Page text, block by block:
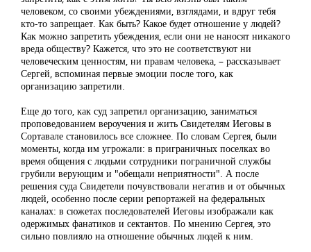
человеком, со своими убеждениями, взглядами, и вдруг тебя
кто-то запрещает. Как быть? Какое будет отношение у людей?
Как можно запретить убеждения, если они не наносят никакого
вреда обществу? Кажется, что это не соответствуют ни
человеческим ценностям, ни правам человека, – рассказывает
Сергей, вспоминая первые эмоции после того, как
организацию запретили.
Еще до того, как суд запретил организацию, заниматься
проповедованием вероучения и жить Свидетелям Иеговы в
Сортавале становилось все сложнее. По словам Сергея, были
моменты, когда им угрожали: в приграничных поселках во
время общения с людьми сотрудники пограничной службы
грубили верующим и "обещали неприятности". А после
решения суда Свидетели почувствовали негатив и от обычных
людей, особенно после серии репортажей на федеральных
каналах: в сюжетах последователей Иеговы изображали как
одержимых фанатиков и сектантов. По мнению Сергея, это
сильно повлияло на отношение обычных людей к ним.